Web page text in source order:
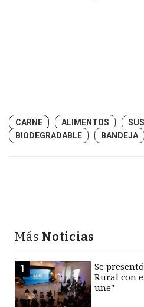
CARNE ALIMENTOS
BIODEGRADABLE
BANDEJA
Más Noticias
1
Se
Rural con
une"